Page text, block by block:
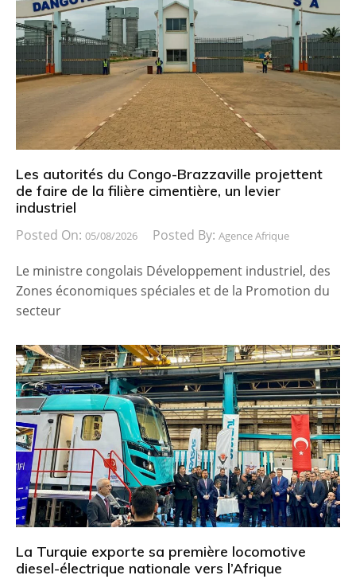
Les autorités du Congo-Brazzaville projettent
de faire de la filière cimentière, un levier
industriel
Posted On: 05/08/2026 Posted By: Agence Afrique
Le ministre congolais Développement industriel, des
Zones économiques spéciales et de la Promotion du
secteur
La Turquie exporte sa première locomotive
diesel-électrique nationale vers l’Afrique